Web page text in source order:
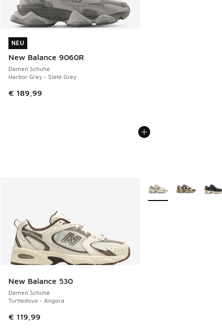
NEU
New Balance 9060R
Damen Schuhe
Harbor Grey - Slate Grey
€ 189,99
NEU
New Balance 530
Damen Schuhe
Turtledove - Angora
€ 119,99
Weitere Farben